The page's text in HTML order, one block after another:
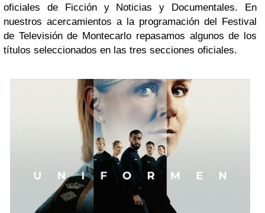
oficiales de Ficción y Noticias y Documentales. En
nuestros acercamientos a la programación del Festival
de Televisión de Montecarlo repasamos algunos de los
títulos seleccionados en las tres secciones oficiales.